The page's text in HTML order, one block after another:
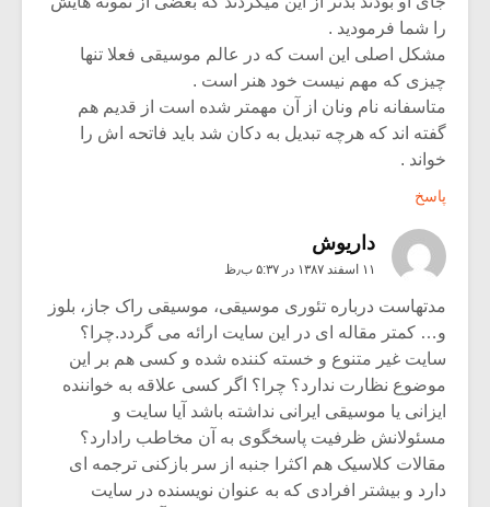
را شما فرمودید .
مشکل اصلی این است که در عالم موسیقی فعلا تنها
چیزی که مهم نیست خود هنر است .
متاسفانه نام ونان از آن مهمتر شده است از قدیم هم
گفته اند که هرچه تبدیل به دکان شد باید فاتحه اش را
خواند .
پاسخ
داریوش
۱۱ اسفند ۱۳۸۷ در ۵:۳۷ ب٫ظ
مدتهاست درباره تئوری موسیقی، موسیقی راک جاز، بلوز
و… کمتر مقاله ای در این سایت ارائه می گردد.چرا؟
سایت غیر متنوع و خسته کننده شده و کسی هم بر این
موضوع نظارت ندارد؟ چرا؟ اگر کسی علاقه به خواننده
ایزانی یا موسیقی ایرانی نداشته باشد آیا سایت و
مسئولانش ظرفیت پاسخگوی به آن مخاطب رادارد؟
مقالات کلاسیک هم اکثرا جنبه از سر بازکنی ترجمه ای
دارد و بیشتر افرادی که به عنوان نویسنده در سایت